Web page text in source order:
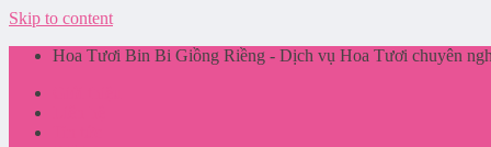
Skip to content
Hoa Tươi Bin Bi Giồng Riềng - Dịch vụ Hoa Tươi chuyên